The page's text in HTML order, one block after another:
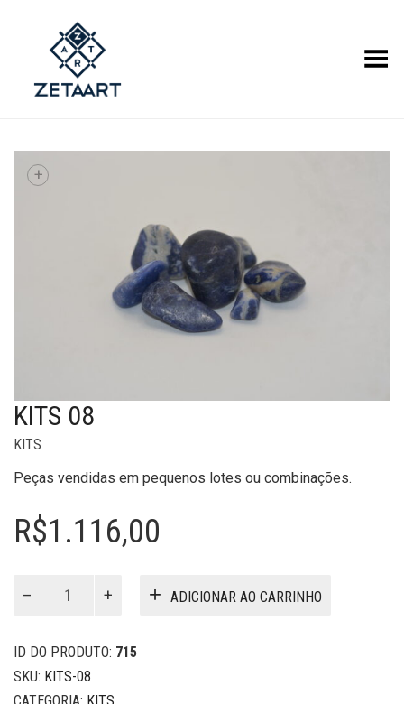
Alternar Menu
+
KITS 08
KITS
Peças vendidas em pequenos lotes ou combinações.
R$1.116,00
ADICIONAR AO CARRINHO
ID DO PRODUTO: 715
SKU: KITS-08
CATEGORIA: KITS